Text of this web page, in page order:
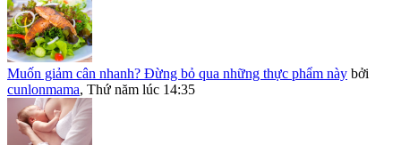
Muốn giảm cân nhanh? Đừng bỏ qua những thực phẩm này bởi
cunlonmama, Thứ năm lúc 14:35